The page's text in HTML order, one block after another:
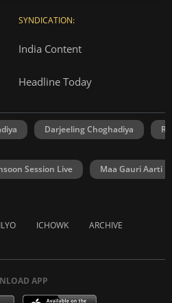
SYNDICATION:
India Content
Headline Today
Darjeeling Choghadiya
Session Live Maa Gauri Aarti
ICHOWK ARCHIVE
APP